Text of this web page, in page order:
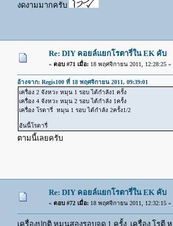
งดงามมากครับ
Re: DIY คอยล์แยกโรตารี่ใน EK คับ
« ตอบ #71 เมื่อ:18 พฤศจิกายน 2011, 12:28:25 »
อ้างจาก: Regis100 ที่ 18 พฤศจิกายน 2011, 09:39:01
เครื่อง 2 จังหวะ หมุน 1 รอบ ได้กำลัง1 ครั้ง
เครื่อง 4 จังหวะ หมุน 2 รอบ ได้กำลัง 1ครั้ง
เครื่อง โรตารี่ หมุน 1 รอบ ได้กำลัง 2ครั้ง1/2
อันนี้โรตารี่
ตามนี้เลยครับ
Re: DIY คอยล์แยกโรตารี่ใน EK คับ
« ตอบ #72 เมื่อ:18 พฤศจิกายน 2011, 12:32:15 »
เครื่องปกติ หมุนสองรอบจุด 1 ครั้ง เครื่อง โรตี